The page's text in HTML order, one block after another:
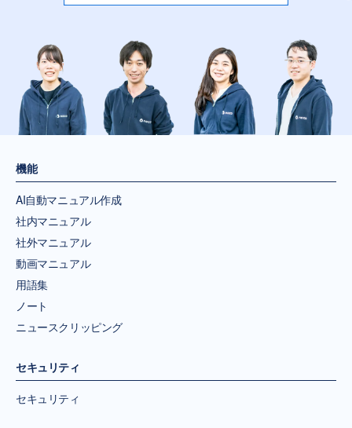
機能
AI自動マニュアル作成
社内マニュアル
社外マニュアル
動画マニュアル
用語集
ノート
ニュースクリッピング
セキュリティ
セキュリティ